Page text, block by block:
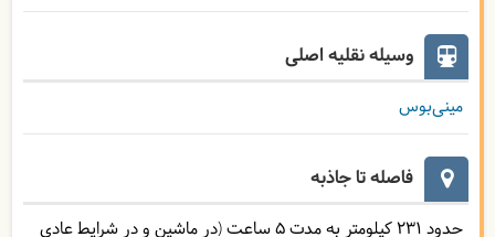
وسیله نقلیه اصلی
مینی‌بوس
فاصله تا جاذبه
حدود 231 کیلومتر به مدت 5 ساعت (در ماشین و در شرایط عادی